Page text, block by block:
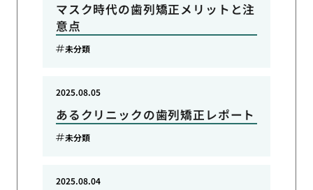
マスク時代の歯列矯正メリットと注
意点
未分類
あるクリニックの歯列矯正レポート
2025.08.05
未分類
2025.08.04